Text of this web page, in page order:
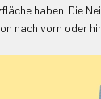
haben. Die
nach vorn oder